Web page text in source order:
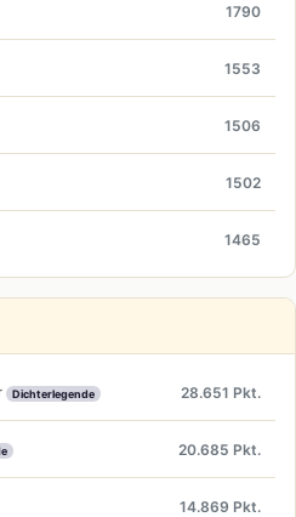
1790
1553
1506
1502
1465
Dichterlegende 28.651 Pkt.
20.685 Pkt.
14.869 Pkt.